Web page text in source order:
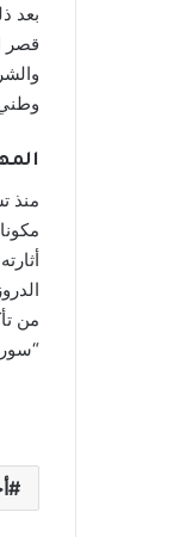
بعد
قصر
منذ
من